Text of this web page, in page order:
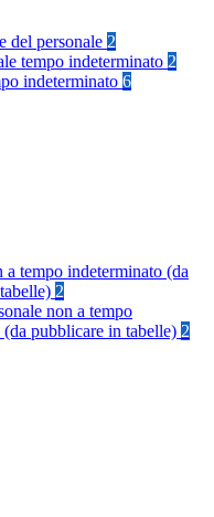
del personale 2
tempo indeterminato 2
indeterminato 6
a tempo indeterminato (da
2
non a tempo
pubblicare in tabelle) 2